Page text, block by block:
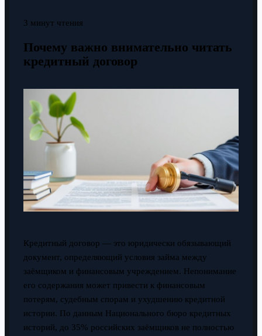
3 минут чтения
Почему важно внимательно читать
кредитный договор
Кредитный договор — это юридически обязывающий
документ, определяющий условия займа между
заёмщиком и финансовым учреждением. Непонимание
его содержания может привести к финансовым
потерям, судебным спорам и ухудшению кредитной
истории. По данным Национального бюро кредитных
историй, до 35% российских заёмщиков не полностью